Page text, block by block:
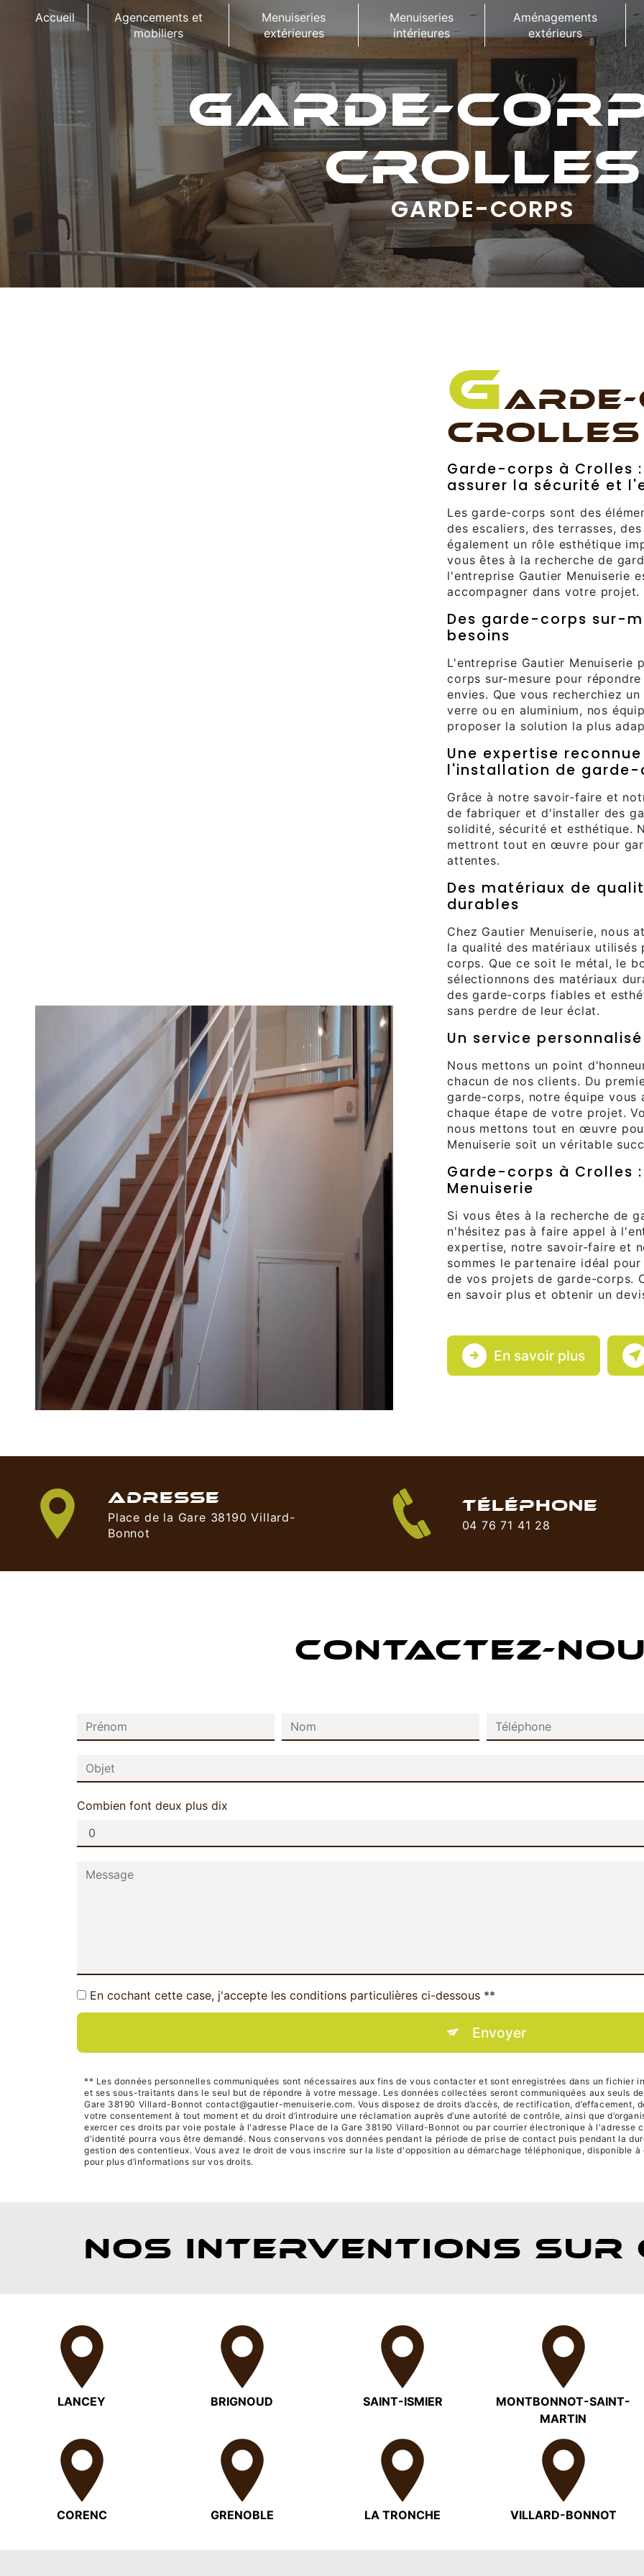
Accueil
Agencements et
mobiliers
Menuiseries
extérieures
Menuiseries
intérieures
Aménagements
extérieurs
GARDE-
CROLLES
GARDE-CORPS
G
CROLLES
Garde-corps à Crolles
assurer la sécurité et
Les garde-corps sont des
des escaliers, des terrasses,
également un rôle esthétique
vous êtes à la recherche de
l'entreprise Gautier Menuiserie
accompagner dans votre projet.
Des garde-corps sur-
besoins
L'entreprise Gautier Menuiserie
corps sur-mesure pour
envies. Que vous recherchiez
verre ou en aluminium, nos
proposer la solution la plus
Une expertise
l'installation de garde-
Grâce à notre savoir-faire et
de fabriquer et d'installer des
solidité, sécurité et esthétique.
mettront tout en œuvre pour
attentes.
Des matériaux de
durables
Chez Gautier Menuiserie, nous
la qualité des matériaux
corps. Que ce soit le métal, le
sélectionnons des matériaux
des garde-corps fiables et
sans perdre de leur éclat.
Un service
Nous mettons un point
chacun de nos clients. Du
garde-corps, notre équipe vous
chaque étape de votre projet.
nous mettons tout en œuvre
Menuiserie soit un véritable
Garde-corps à Crolles
Menuiserie
Si vous êtes à la recherche de
n'hésitez pas à faire appel à
expertise, notre savoir-faire et
sommes le partenaire idéal
de vos projets de garde-corps.
en savoir plus et obtenir un
En savoir plus
ADRESSE
Place de la Gare 38190 Villard-
Bonnot
TÉLÉPHONE
04 76 71 41 28
CONTACTEZ-
Combien font deux plus dix
En cochant cette case, j'accepte les conditions particulières ci-dessous **
Envoyer
** Les données personnelles communiquées sont nécessaires aux fins de vous contacter et sont enregistrées dans un fichier
et ses sous-traitants dans le seul but de répondre à votre message. Les données collectées seront communiquées aux seuls
Gare 38190 Villard-Bonnot contact@gautier-menuiserie.com. Vous disposez de droits d’accès, de rectification, d’effacement,
votre consentement à tout moment et du droit d’introduire une réclamation auprès d’une autorité de contrôle, ainsi que
exercer ces droits par voie postale à l'adresse Place de la Gare 38190 Villard-Bonnot ou par courrier électronique à
d'identité pourra vous être demandé. Nous conservons vos données pendant la période de prise de contact puis pendant la
gestion des contentieux. Vous avez le droit de vous inscrire sur la liste d'opposition au démarchage téléphonique, disponible
pour plus d’informations sur vos droits.
NOS INTERVENTIONS SUR
LANCEY BRIGNOUD SAINT-ISMIER
MONTBONNOT-SAINT-
MARTIN
CORENC GRENOBLE LA TRONCHE VILLARD-BONNOT
Panneau de gestion des cookies